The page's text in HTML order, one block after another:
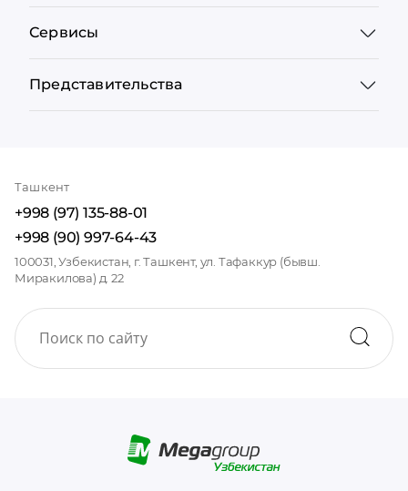
Сервисы
Представительства
Ташкент
+998 (97) 135-88-01
+998 (90) 997-64-43
100031, Узбекистан, г. Ташкент, ул. Тафаккур (бывш.
Миракилова) д. 22